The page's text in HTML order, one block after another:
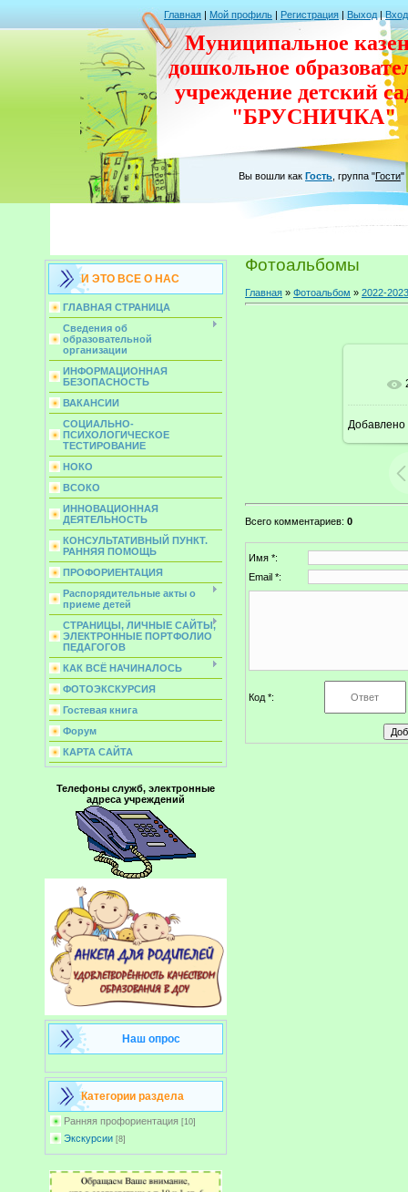
Главная | Мой профиль | Регистрация | Выход | Вход
Муниципальное
дошкольное
учреждение детский
"БРУСНИЧКА"
Вы вошли как Гость группа "Гости"
И ЭТО ВСЕ О НАС
ГЛАВНАЯ СТРАНИЦА
Сведения об
образовательной
организации
ИНФОРМАЦИОННАЯ
БЕЗОПАСНОСТЬ
ВАКАНСИИ
СОЦИАЛЬНО-
ПСИХОЛОГИЧЕСКОЕ
ТЕСТИРОВАНИЕ
НОКО
ВСОКО
ИННОВАЦИОННАЯ
ДЕЯТЕЛЬНОСТЬ
КОНСУЛЬТАТИВНЫЙ ПУНКТ.
РАННЯЯ ПОМОЩЬ
ПРОФОРИЕНТАЦИЯ
Распорядительные акты о
приеме детей
СТРАНИЦЫ, ЛИЧНЫЕ САЙТЫ,
ЭЛЕКТРОННЫЕ ПОРТФОЛИО
ПЕДАГОГОВ
КАК ВСЁ НАЧИНАЛОСЬ
ФОТОЭКСКУРСИЯ
Гостевая книга
Форум
КАРТА САЙТА
Телефоны служб, электронные
адреса учреждений
Наш опрос
Категории раздела
Ранняя профориентация [10]
Экскурсии [8]
Фотоальбомы
Главная » Фотоальбом » 2022-2023
В
Добавлено
Всего комментариев: 0
Имя *:
Email *:
Код *: